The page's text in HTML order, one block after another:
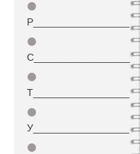
⚫
Р_________________
⚫
С_________________
⚫
Т_________________
⚫
У_________________
⚫